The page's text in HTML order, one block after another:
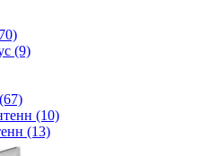
(9)
(67)
(10)
(13)